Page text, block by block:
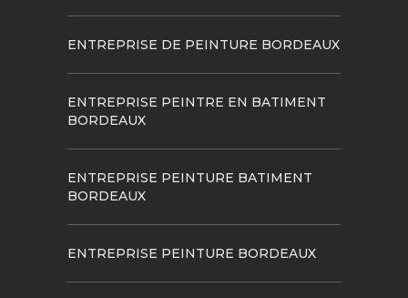
ENTREPRISE DE PEINTURE BORDEAUX
ENTREPRISE PEINTRE EN BATIMENT
BORDEAUX
ENTREPRISE PEINTURE BATIMENT
BORDEAUX
ENTREPRISE PEINTURE BORDEAUX